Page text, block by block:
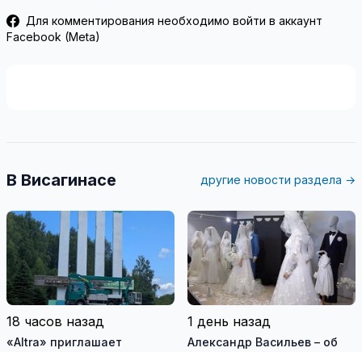
Для комментирования необходимо войти в аккаунт
Facebook (Meta)
В Висагинасе другие новости раздела →
18 часов назад
«Altra» приглашает
1 день назад
Александр Васильев – об